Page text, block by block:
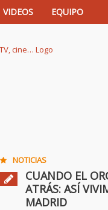
VIDEOS EQUIPO
NOTICIAS
CUANDO EL
ATRÁS: ASÍ
MADRID